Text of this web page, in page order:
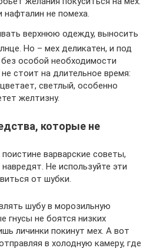
нафталин не помеха.
верхнюю одежду, выносить
Но – мех деликатен, и под
особой необходимости
стоит на длительное время:
светлый, особенно
желтизну.
которые не
варварские советы,
Не используйте эти
от шубки.
шубу в морозильную
гнусы не боятся низких
личинки покинут мех. А вот
в холодную камеру, где